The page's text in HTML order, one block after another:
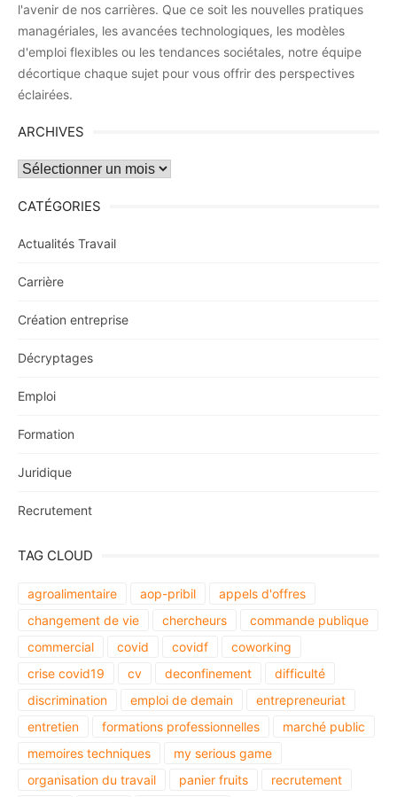
l'avenir de nos carrières. Que ce soit les nouvelles pratiques
managériales, les avancées technologiques, les modèles
d'emploi flexibles ou les tendances sociétales, notre équipe
décortique chaque sujet pour vous offrir des perspectives
éclairées.
ARCHIVES
Archives
CATÉGORIES
Actualités Travail
Carrière
Création entreprise
Décryptages
Emploi
Formation
Juridique
Recrutement
TAG CLOUD
agroalimentaire aop-pribil
appels d'offres
changement de vie
chercheurs
commande publique
commercial
covid covidf
coworking
crise covid19
cv deconfinement
difficulté
discrimination
emploi de demain
entrepreneuriat
entretien
formations professionnelles
marché public
memoires techniques
my serious game
organisation du travail
panier fruits
recrutement